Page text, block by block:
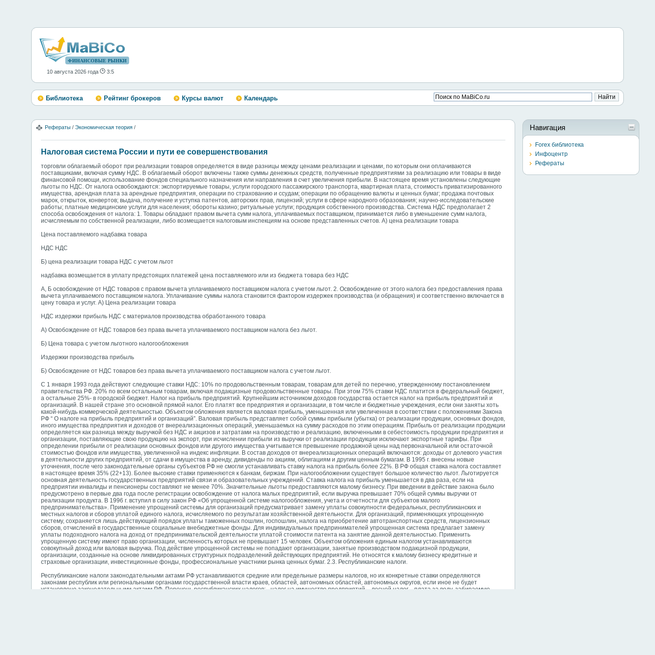
ФИНАНСОВЫЕ РЫНКИ
10 августа 2026 года 3:5
Библиотека Рейтинг брокеров Курсы валют Календарь
Рефераты / Экономическая теория /
Налоговая система России и пути ее совершенствования
торговли облагаемый оборот при реализации товаров определяется в виде разницы между ценами реализации и ценами, по которым они оплачиваются
поставщиками, включая сумму НДС. В облагаемый оборот включены также суммы денежных средств, полученные предприятиями за реализацию или товары в виде
финансовой помощи, использование фондов специального назначения или направления в счет увеличения прибыли. В настоящее время установлены следующие
льготы по НДС. От налога освобождаются: экспортируемые товары, услуги городского пассажирского транспорта, квартирная плата, стоимость приватизированного
имущества, арендная плата за арендные предприятия, операции по страхованию и ссудам; операции по обращению валюты и ценных бумаг; продажа почтовых
марок, открыток, конвертов; выдача, получение и уступка патентов, авторских прав, лицензий; услуги в сфере народного образования; научно-исследовательские
работы; платные медицинские услуги для населения; обороты казино; ритуальные услуги; продукция собственного производства. Система НДС предполагает 2
способа освобождения от налога: 1. Товары обладают правом вычета сумм налога, уплачиваемых поставщиком, принимается либо в уменьшение сумм налога,
исчисляемым по собственной реализации, либо возмещается налоговым инспекциям на основе представленных счетов. А) цена реализации товара
Цена поставляемого надбавка товара
НДС НДС
Б) цена реализации товара НДС с учетом льгот
надбавка возмещается в уплату предстоящих платежей цена поставляемого или из бюджета товара без НДС
А, Б освобождение от НДС товаров с правом вычета уплачиваемого поставщиком налога с учетом льгот. 2. Освобождение от этого налога без предоставления права
вычета уплачиваемого поставщиком налога. Уплачивание суммы налога становится фактором издержек производства (и обращения) и соответственно включается в
цену товара и услуг. А) Цена реализации товара
НДС издержки прибыль НДС с материалов производства обработанного товара
А) Освобождение от НДС товаров без права вычета уплачиваемого поставщиком налога без льгот.
Б) Цена товара с учетом льготного налогообложения
Издержки производства прибыль
Б) Освобождение от НДС товаров без права вычета уплачиваемого поставщиком налога с учетом льгот.
С 1 января 1993 года действуют следующие ставки НДС: 10% по продовольственным товарам, товарам для детей по перечню, утвержденному постановлением
правительства РФ. 20% по всем остальным товарам, включая подакцизные продовольственные товары. При этом 75% ставки НДС платится в федеральный бюджет,
а остальные 25%- в городской бюджет. Налог на прибыль предприятий. Крупнейшим источником доходов государства остается налог на прибыль предприятий и
организаций. В нашей стране это основной прямой налог. Его платят все предприятия и организации, в том числе и бюджетные учреждения, если они заняты хоть
какой-нибудь коммерческой деятельностью. Объектом обложения является валовая прибыль, уменьшенная или увеличенная в соответствии с положениями Закона
РФ “ О налоге на прибыль предприятий и организаций”. Валовая прибыль представляет собой суммы прибыли (убытка) от реализации продукции, основных фондов,
иного имущества предприятия и доходов от внереализационных операций, уменьшаемых на сумму расходов по этим операциям. Прибыль от реализации продукции
определяется как разница между выручкой без НДС и акцизов и затратами на производство и реализацию, включенными в себестоимость продукции предприятия и
организации, поставляющие свою продукцию на экспорт, при исчислении прибыли из выручки от реализации продукции исключают экспортные тарифы. При
определении прибыли от реализации основных фондов или другого имущества учитывается превышение продажной цены над первоначальной или остаточной
стоимостью фондов или имущества, увеличенной на индекс инфляции. В состав доходов от внереализационных операций включаются: доходы от долевого участия
в деятельности других предприятий, от сдачи в имущества в аренду, дивиденды по акциям, облигациям и другим ценным бумагам. В 1995 г. внесены новые
уточнения, после чего законодательные органы субъектов РФ не смогли устанавливать ставку налога на прибыль более 22%. В РФ общая ставка налога составляет
в настоящее время 35% (22+13). Более высокие ставки применяются к банкам, биржам. При налогообложении существует большое количество льгот. Льготируется
основная деятельность государственных предприятий связи и образовательных учреждений. Ставка налога на прибыль уменьшается в два раза, если на
предприятии инвалиды и пенсионеры составляют не менее 70%. Значительные льготы предоставляются малому бизнесу. При введении в действие закона было
предусмотрено в первые два года после регистрации освобождение от налога малых предприятий, если выручка превышает 70% общей суммы выручки от
реализации продукта. В 1996 г. вступил в силу закон РФ «Об упрощенной системе налогообложения, учета и отчетности для субъектов малого
предпринимательства». Применение упрощений системы для организаций предусматривает замену уплаты совокупности федеральных, республиканских и
местных налогов и сборов уплатой единого налога, исчисляемого по результатам хозяйственной деятельности. Для организаций, применяющих упрощенную
систему, сохраняется лишь действующий порядок уплаты таможенных пошлин, госпошлин, налога на приобретение автотранспортных средств, лицензионных
сборов, отчислений в государственные социальные внебюджетные фонды. Для индивидуальных предпринимателей упрощенная система предлагает замену
уплаты подоходного налога на доход от предпринимательской деятельности уплатой стоимости патента на занятие данной деятельностью. Применить
упрощенную систему имеют право организации, численность которых не превышает 15 человек. Объектом обложения единым налогом устанавливаются
совокупный доход или валовая выручка. Под действие упрощенной системы не попадают организации, занятые производством подакцизной продукции,
организации, созданные на основе ликвидированных структурных подразделений действующих предприятий. Не относятся к малому бизнесу кредитные и
страховые организации, инвестиционные фонды, профессиональные участники рынка ценных бумаг. 2.3. Республиканские налоги.
Республиканские налоги законодательными актами РФ устанавливаются средние или предельные размеры налогов, но их конкретные ставки определяются
законами республик или региональными органами государственной власти краев, областей, автономных областей, автономных округов, если иное не будет
установлено законодательными актами РФ. Перечень республиканских налогов: - налог на имущество предприятий, - лесной налог, - плата за воду, забираемую
Навигация
Forex библиотека
Инфоцентр
Рефераты